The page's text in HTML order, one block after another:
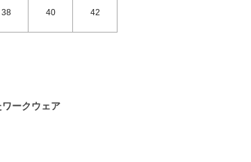
38 40 42
ークウェア